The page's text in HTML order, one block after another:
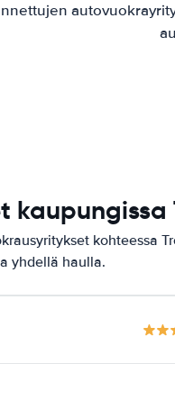
kohteessa
yhdellä haulla.